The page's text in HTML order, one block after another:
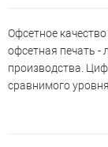
Офсетное
офсетная печать -
производства.
сравнимого уровня.